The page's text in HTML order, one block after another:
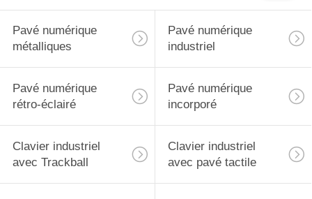
Pavé numérique
métalliques
Pavé numérique
industriel
Pavé numérique
rétro-éclairé
Pavé numérique
incorporé
Clavier industriel
avec Trackball
Clavier industriel
avec pavé tactile